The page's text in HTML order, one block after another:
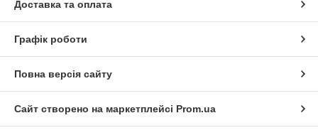
Доставка та оплата
Графік роботи
Повна версія сайту
Сайт створено на маркетплейсі Prom.ua